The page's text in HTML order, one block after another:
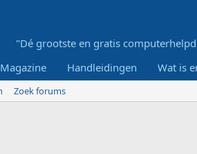
"Dé grootste en gratis
Magazine Handleidingen Wat is
Zoek forums